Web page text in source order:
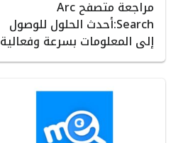
مراجعة متصفح Arc
Search:أحدث الحلول للوصول
إلى المعلومات بسرعة وفعالية